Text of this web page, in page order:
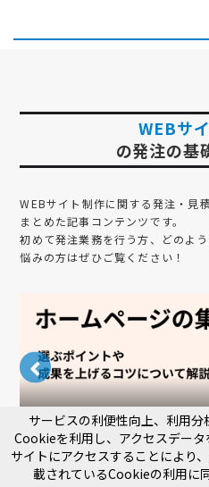
WEBサ
の発注の基
WEBサイト制作に関する発注・見
まとめた記事コンテンツです。
初めて発注業務を行う方、どのよ
悩みの方はぜひご覧ください！
BeaTRIBES Fit
ホームページの集客方法10選！選ぶ
いて解説
WEBから相談 平
サービスの利便性向上、利用
Cookieを利用し、アクセスデー
サイトにアクセスすることにより、
載されているCookieの利用に